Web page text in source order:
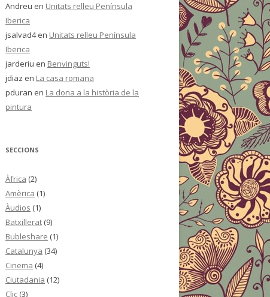
Andreu en Unitats relleu Península
Iberica
jsalvad4en Unitats relleu Península
Iberica
jarderiu en Benvinguts!
jdiaz en La casa romana
pduran en La dona a la història de la
pintura
SECCIONS
Àfrica (2)
Amèrica (1)
Àudios (1)
Batxillerat (9)
Bubleshare (1)
Catalunya (34)
Cinema (4)
Ciutadania (12)
Clic (3)